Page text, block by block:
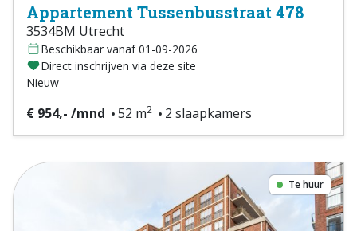
Appartement Tussenbusstraat 478
3534BM Utrecht
Beschikbaar vanaf 01-09-2026
Direct inschrijven via deze site
Nieuw
€ 954,- /mnd 52 m2 2 slaapkamers
Te huur